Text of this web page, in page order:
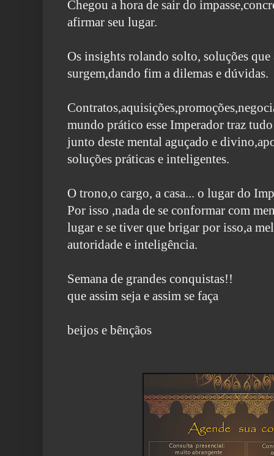
Chegou a hora de sair do
afirmar seu lugar.
Os insights rolando solto, soluções que
surgem,dando fim a dilemas e dúvidas.
mundo prático esse Imperador traz
junto deste mental aguçado e
soluções práticas e inteligentes.
O trono,o cargo, a casa... o lugar do
Por isso ,nada de se conformar com
lugar e se tiver que brigar por isso,a
autoridade e inteligência.
Semana de grandes conquistas!!
que assim seja e assim se faça
beijos e bênçãos